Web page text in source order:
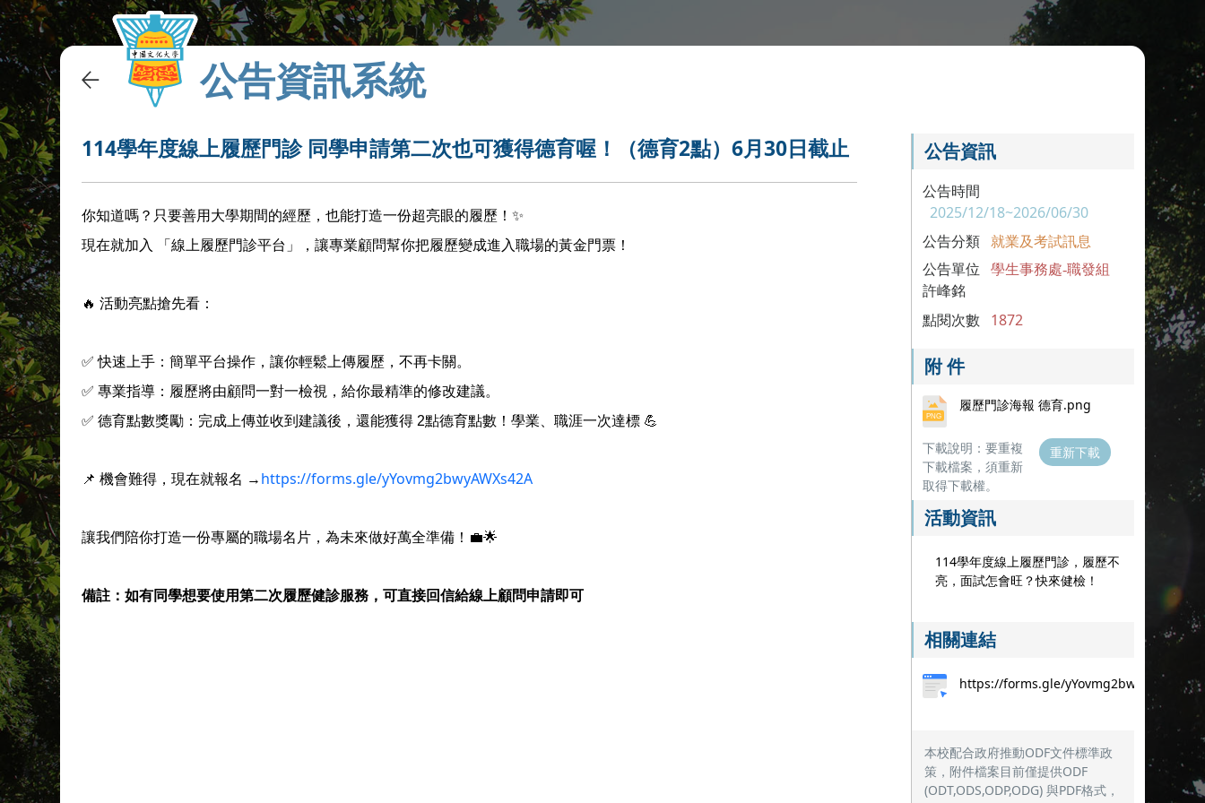
公告資訊系統
114學年度線上履歷門診 同學申請第二次也可獲得德育喔！（德育2點）6月30日截止
你知道嗎？只要善用大學期間的經歷，也能打造一份超亮眼的履歷！✨
現在就加入 「線上履歷門診平台」，讓專業顧問幫你把履歷變成進入職場的黃金門票！
🔥 活動亮點搶先看：
✅ 快速上手：簡單平台操作，讓你輕鬆上傳履歷，不再卡關。
✅ 專業指導：履歷將由顧問一對一檢視，給你最精準的修改建議。
✅ 德育點數獎勵：完成上傳並收到建議後，還能獲得 2點德育點數！學業、職涯一次達標 💪
📌 機會難得，現在就報名 → https://forms.gle/yYovmg2bwyAWXs42A
讓我們陪你打造一份專屬的職場名片，為未來做好萬全準備！💼🌟
備註：如有同學想要使用第二次履歷健診服務，可直接回信給線上顧問申請即可
公告資訊
公告時間
2025/12/18~2026/06/30
公告分類 就業及考試訊息
公告單位
學生事務處-職發組
許峰銘
點閱次數 1872
附 件
履歷門診海報 德育.png
下載說明：要重複
下載檔案，須重新
取得下載權。
重新下載
活動資訊
114學年度線上履歷門診，履歷不
亮，面試怎會旺？快來健檢！
相關連結
https://forms.gle/yYovmg2bwyAWXs42A
本校配合政府推動ODF文件標準政
策，附件檔案目前僅提供ODF
(ODT,ODS,ODP,ODG) 與PDF格式，